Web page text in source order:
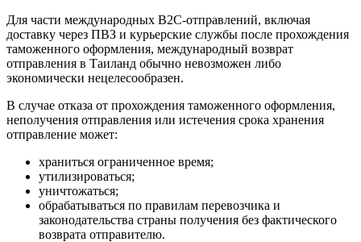
Для части международных B2C-отправлений, включая
доставку через ПВЗ и курьерские службы после прохождения
таможенного оформления, международный возврат
отправления в Таиланд обычно невозможен либо
экономически нецелесообразен.
В случае отказа от прохождения таможенного оформления,
неполучения отправления или истечения срока хранения
отправление может:
храниться ограниченное время;
утилизироваться;
уничтожаться;
обрабатываться по правилам перевозчика и
законодательства страны получения без фактического
возврата отправителю.